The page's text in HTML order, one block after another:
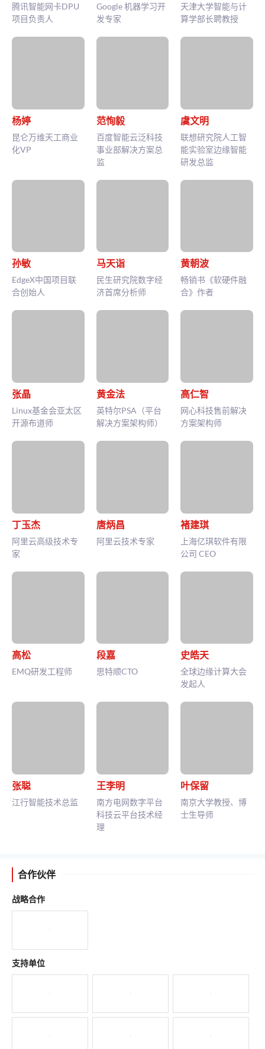
腾讯智能网卡DPU
项目负责人
Google 机器学习开
发专家
天津大学智能与计
算学部长聘教授
杨婷
昆仑万维天工商业
化VP
范恂毅
百度智能云泛科技
事业部解决方案总
监
虞文明
联想研究院人工智
能实验室边缘智能
研发总监
孙敏
EdgeX中国项目联
合创始人
马天诣
民生研究院数字经
济首席分析师
黄朝波
畅销书《软硬件融
合》作者
张晶
Linux基金会亚太区
开源布道师
黄金法
英特尔PSA（平台
解决方案架构师）
高仁智
网心科技售前解决
方案架构师
丁玉杰
阿里云高级技术专
家
唐炳昌
阿里云技术专家
褚建琪
上海亿琪软件有限
公司 CEO
高松
EMQ研发工程师
段嘉
思特顺CTO
史皓天
全球边缘计算大会
发起人
张聪
江行智能技术总监
王李明
南方电网数字平台
科技云平台技术经
理
叶保留
南京大学教授、博
士生导师
合作伙伴
战略合作
支持单位